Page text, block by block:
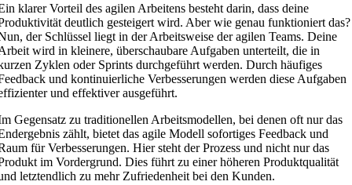
klarer Vorteil des agilen Arbeitens besteht darin, dass deine
deutlich gesteigert wird. Aber wie genau funktioniert das?
der Schlüssel liegt in der Arbeitsweise der agilen Teams. Deine
wird in kleinere, überschaubare Aufgaben unterteilt, die in
Zyklen oder Sprints durchgeführt werden. Durch häufiges
und kontinuierliche Verbesserungen werden diese Aufgaben
und effektiver ausgeführt.
Gegensatz zu traditionellen Arbeitsmodellen, bei denen oft nur das
zählt, bietet das agile Modell sofortiges Feedback und
für Verbesserungen. Hier steht der Prozess und nicht nur das
im Vordergrund. Dies führt zu einer höheren Produktqualität
letztendlich zu mehr Zufriedenheit bei den Kunden.